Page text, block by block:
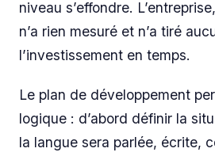
niveau s’effondre.
n’a rien mesuré et n’a tiré
l’investissement en temps.
Le plan de développement
logique : d’abord définir la
la langue sera parlée, écrite,